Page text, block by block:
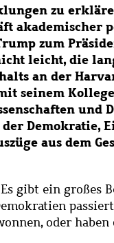
zu
akademischer
zum
leicht, die
an der
seinem
und
Demokratie,
aus dem
Es gibt ein großes
oder